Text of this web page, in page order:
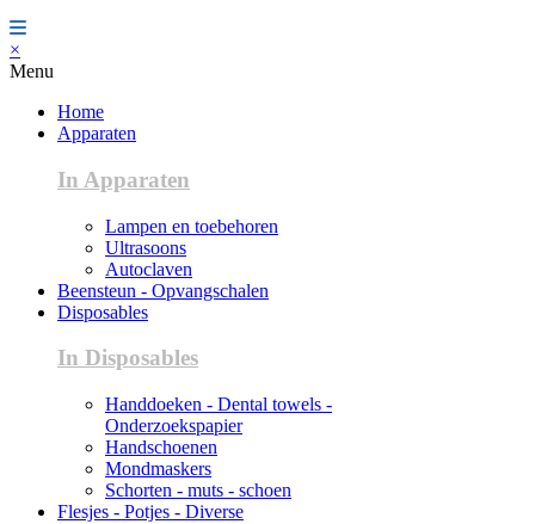
×
Menu
Home
Apparaten
In Apparaten
Lampen en toebehoren
Ultrasoons
Autoclaven
Beensteun - Opvangschalen
Disposables
In Disposables
Handdoeken - Dental towels -
Onderzoekspapier
Handschoenen
Mondmaskers
Schorten - muts - schoen
Flesjes - Potjes - Diverse